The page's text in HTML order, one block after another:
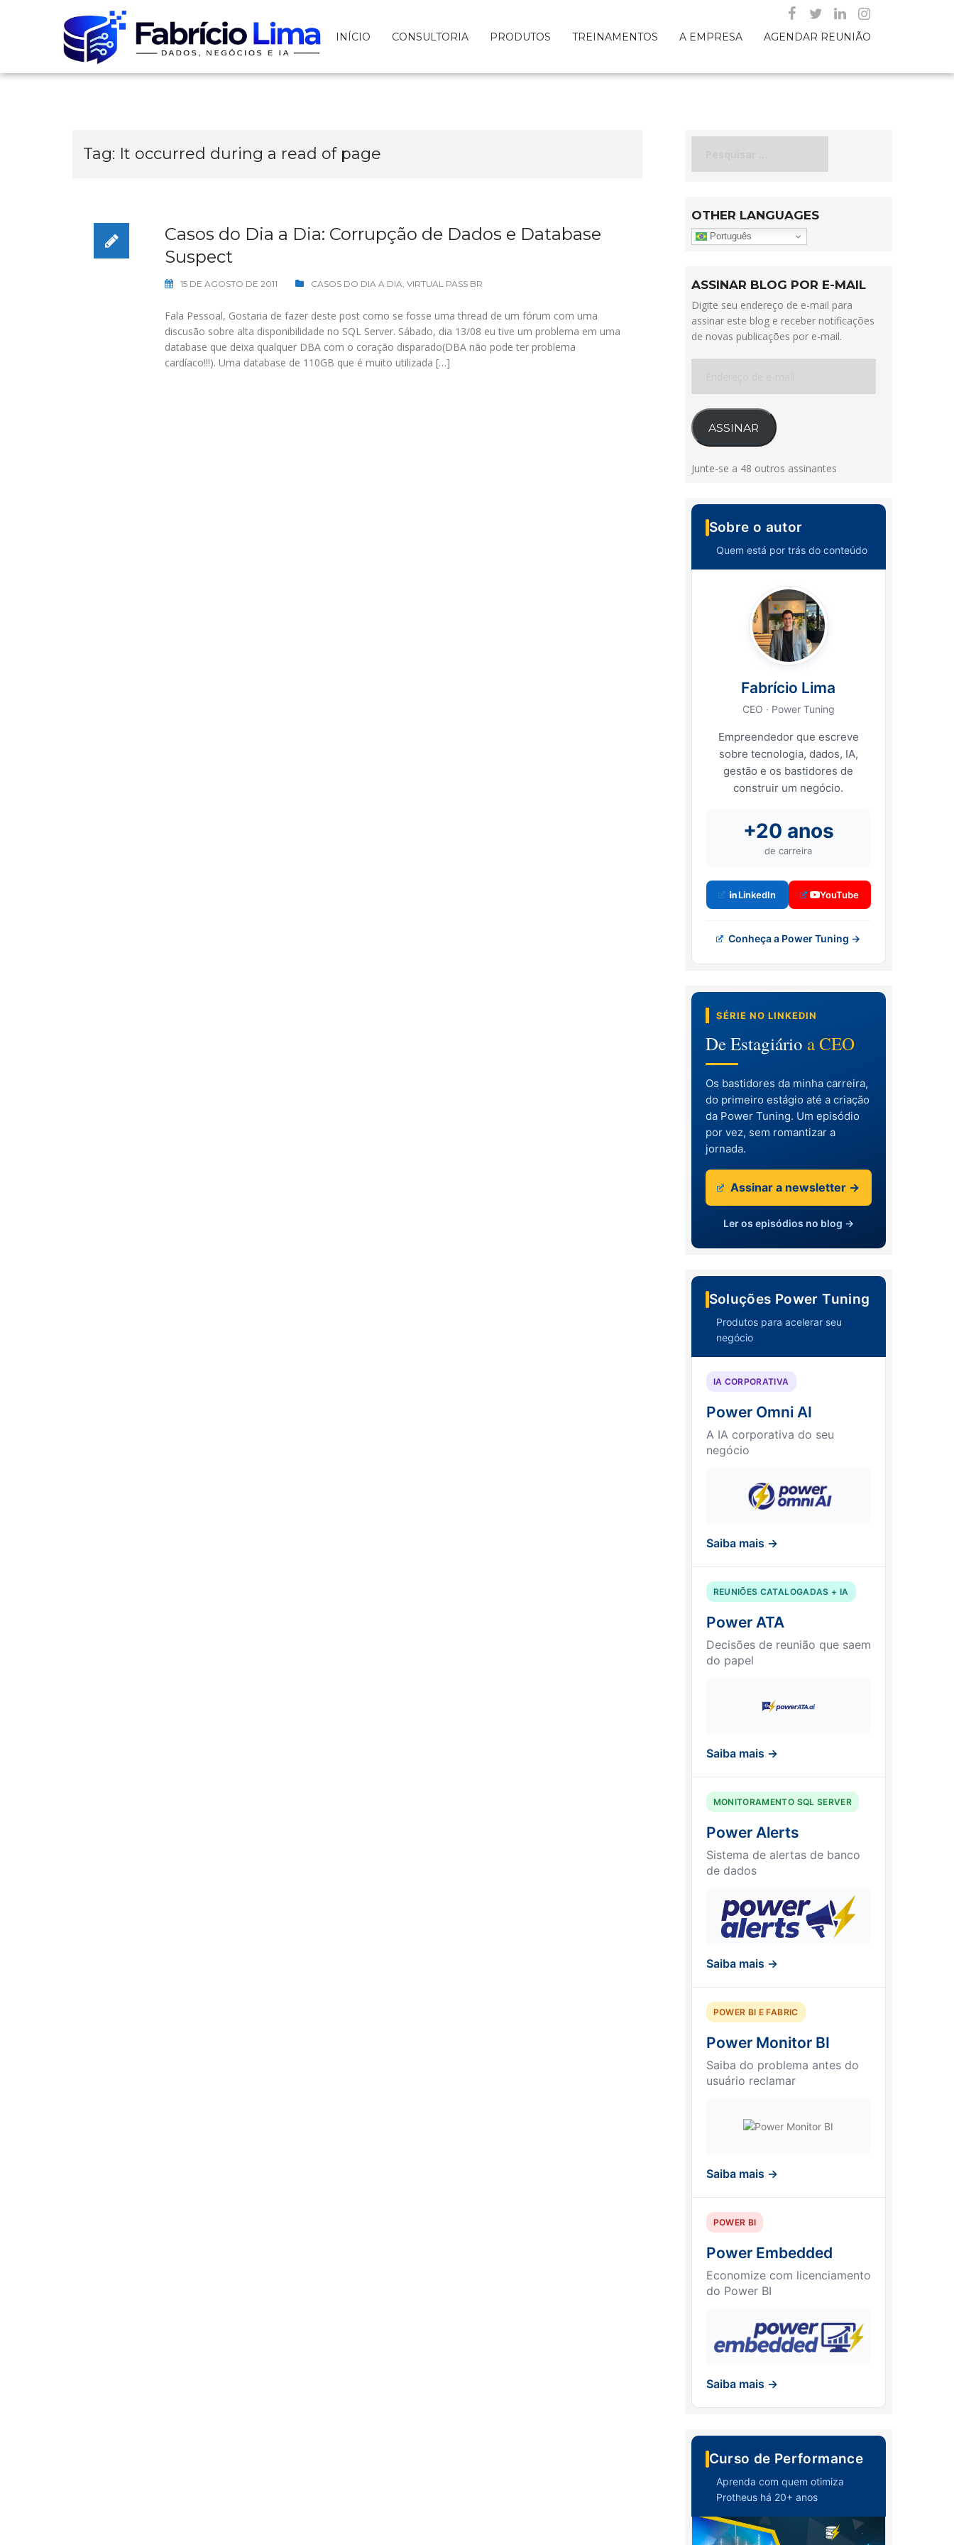
INÍCIO CONSULTORIA PRODUTOS TREINAMENTOS A EMPRESA AGENDAR REUNIÃO
Tag: It occurred during a read of page
Casos do Dia a Dia: Corrupção de Dados e Database
Suspect
15 DE AGOSTO DE 2011 CASOS DO DIA A DIA, VIRTUAL PASS BR
Fala Pessoal, Gostaria de fazer deste post como se fosse uma thread de um fórum com uma
discusão sobre alta disponibilidade no SQL Server. Sábado, dia 13/08 eu tive um problema em uma
database que deixa qualquer DBA com o coração disparado(DBA não pode ter problema
cardíaco!!!). Uma database de 110GB que é muito utilizada […]
OTHER LANGUAGES
Português
ASSINAR BLOG POR E-MAIL
Digite seu endereço de e-mail para
assinar este blog e receber notificações
de novas publicações por e-mail.
e-
mail
ASSINAR
Junte-se a 48 outros assinantes
Sobre o autor
Quem está por trás do conteúdo
Fabrício Lima
CEO · Power Tuning
Empreendedor que escreve
sobre tecnologia, dados, IA,
gestão e os bastidores de
construir um negócio.
+20 anos
de carreira
LinkedIn YouTube
Conheça a Power Tuning →
SÉRIE NO LINKEDIN
De Estagiário a CEO
Os bastidores da minha carreira,
do primeiro estágio até a criação
da Power Tuning. Um episódio
por vez, sem romantizar a
jornada.
Assinar a newsletter →
Ler os episódios no blog →
Soluções Power Tuning
Produtos para acelerar seu
negócio
IA CORPORATIVA
Power Omni AI
A IA corporativa do seu
negócio
Saiba mais →
REUNIÕES CATALOGADAS + IA
Power ATA
Decisões de reunião que saem
do papel
Saiba mais →
MONITORAMENTO SQL SERVER
Power Alerts
Sistema de alertas de banco
de dados
Saiba mais →
POWER BI E FABRIC
Power Monitor BI
Saiba do problema antes do
usuário reclamar
Saiba mais →
POWER BI
Power Embedded
Economize com licenciamento
do Power BI
Saiba mais →
Curso de Performance
Aprenda com quem otimiza
Protheus há 20+ anos